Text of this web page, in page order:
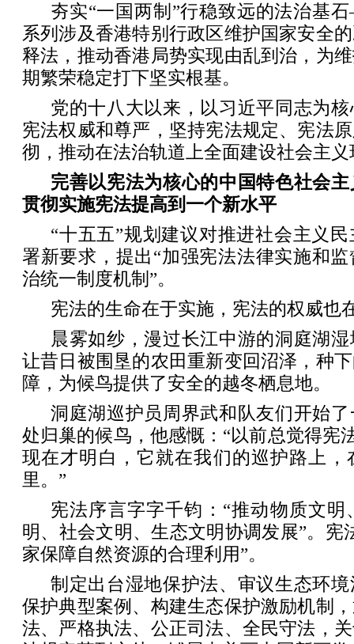
夯实“一国两制”行稳致远的法治基
系列涉及香港特别行政区维护国家安全
释法，推动香港局势实现由乱到治，为
期繁荣稳定打下坚实根基。
党的十八大以来，以习近平同志为
宪法权威和尊严，坚持宪法规定、宪法
彻，推动在法治轨道上全面建设社会主
完善以宪法为核心的中国特色社会
贯彻实施宪法提高到一个新水平
“十五五”规划建议对推进社会主义
署新要求，提出“加强宪法法律实施和
治统一制度机制”。
宪法的生命在于实施，宪法的权威也
晨雾如纱，漫过长江中游的洞庭湖
让昔日被围垦的农田重新变回沼泽，种
障，为候鸟提供了安全的越冬栖息地。
洞庭湖巡护员周界武和队友们开始
处归巢的候鸟，他感慨：“以前总觉得宪
现在才明白，它就在我们的巡护路上，
里。”
宪法序言字字千钧：“推动物质文
明、社会文明、生态文明协调发展”。宪
家保障自然资源的合理利用”。
制定出台湿地保护法、审议生态环
保护典型案例、构建生态保护激励机制
法、严格执法、公正司法、全民守法，